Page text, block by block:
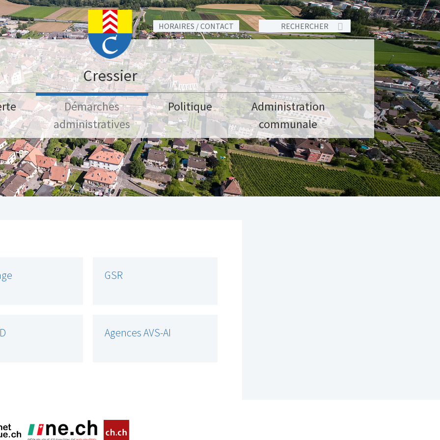
HORAIRES / CONTACT
Cressier
Démarches
administratives
Politique
Administration
communale
GSR
Agences AVS-AI